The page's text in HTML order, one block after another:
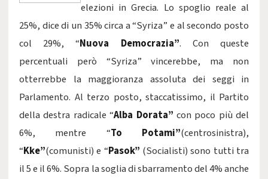
elezioni in Grecia. Lo spoglio reale al
25%, dice di un 35% circa a “Syriza” e al secondo posto
col 29%, “Nuova Democrazia”. Con queste
percentuali però “Syriza” vincerebbe, ma non
otterrebbe la maggioranza assoluta dei seggi in
Parlamento. Al terzo posto, staccatissimo, il Partito
della destra radicale “Alba Dorata” con poco più del
6%, mentre “To Potami”(centrosinistra),
“Kke”(comunisti) e “Pasok” (Socialisti) sono tutti tra
il 5 e il 6%. Sopra la soglia di sbarramento del 4% anche